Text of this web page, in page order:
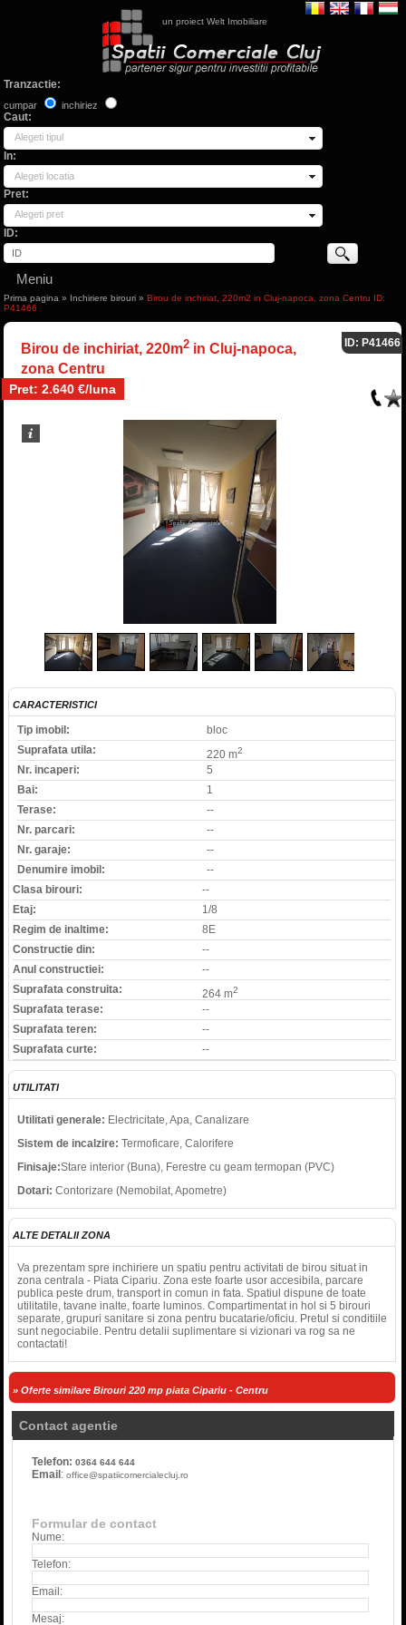
un proiect Welt Imobiliare
Tranzactie:
cumpar inchiriez
Caut:
Alegeti tipul
In:
Alegeti locatia
Pret:
Alegeti pret
ID:
Meniu
Prima pagina » Inchiriere birouri » Birou de inchiriat, 220m2 in Cluj-napoca, zona Centru ID:
P41466
Birou de inchiriat, 220m2in Cluj-napoca,
zona Centru
Pret: 2.640 €/luna
ID: P41466
CARACTERISTICI
Tip imobil:
bloc
Suprafata utila:
220 m2
Nr. incaperi:
5
Bai:
1
Terase:
--
Nr. parcari:
--
Nr. garaje:
--
Denumire imobil:
--
Clasa birouri:
--
Etaj:
1/8
Regim de inaltime:
8E
Constructie din:
--
Anul constructiei:
--
Suprafata construita:
264 m2
Suprafata terase:
--
Suprafata teren:
--
Suprafata curte:
--
UTILITATI
Utilitati generale: Electricitate, Apa, Canalizare
Sistem de incalzire: Termoficare, Calorifere
Finisaje:Stare interior (Buna), Ferestre cu geam termopan (PVC)
Dotari: Contorizare (Nemobilat, Apometre)
ALTE DETALII ZONA
Va prezentam spre inchiriere un spatiu pentru activitati de birou situat in
zona centrala - Piata Cipariu. Zona este foarte usor accesibila, parcare
publica peste drum, transport in comun in fata. Spatiul dispune de toate
utilitatile, tavane inalte, foarte luminos. Compartimentat in hol si 5 birouri
separate, grupuri sanitare si zona pentru bucatarie/oficiu. Pretul si conditiile
sunt negociabile. Pentru detalii suplimentare si vizionari va rog sa ne
contactati!
» Oferte similare Birouri 220 mp piata Cipariu - Centru
Contact agentie
Telefon:0364 644 644
Email :office@spatiicomercialecluj.ro
Formular de contact
Nume:
Telefon:
Email:
Mesaj: